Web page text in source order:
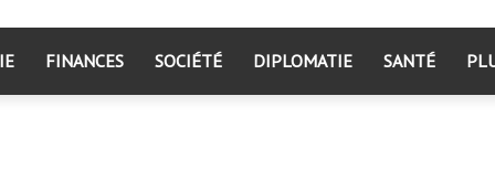
FINANCES SOCIÉTÉ DIPLOMATIE SANTÉ